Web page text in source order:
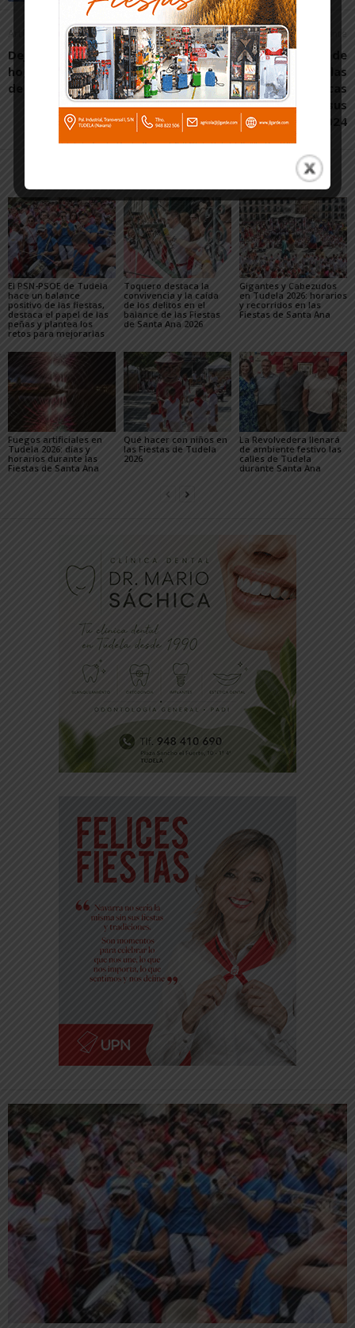
Artículo anterior
Deja la reforma de tu
hogar en manos de El Arca
de Noe
Artículo siguiente
El Ayuntamiento de
Fustiñana apuesta por las
infraestructuras turísticas
y deportivas en sus
presupuestos para 2024
El PSN-PSOE de Tudela
hace un balance
positivo de las fiestas,
destaca el papel de las
peñas y plantea los
retos para mejorarlas
Toquero destaca la
convivencia y la caída
de los delitos en el
balance de las Fiestas
de Santa Ana 2026
Gigantes y Cabezudos
en Tudela 2026: horarios
y recorridos en las
Fiestas de Santa Ana
Fuegos artificiales en
Tudela 2026: días y
horarios durante las
Fiestas de Santa Ana
Qué hacer con niños en
las Fiestas de Tudela
2026
La Revolvedera llenará
de ambiente festivo las
calles de Tudela
durante Santa Ana